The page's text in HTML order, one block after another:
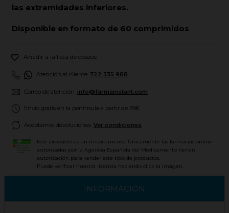
las extremidades inferiores.
Disponible en formato de 60 comprimidos
 Añadir a la lista de deseos
Atención al cliente: 722 335 988
Correo de atención: info@farmainstant.com
Envío gratis en la península a partir de 59€
Aceptamos devoluciones. Ver condiciones
Este producto es un medicamento. Únicamente las farmacias online
autorizadas por la Agencia Española del Medicamento tienen
autorización para vender este tipo de productos.
Puede verificar nuestra licencia haciendo click la imágen.
INFORMACIÓN